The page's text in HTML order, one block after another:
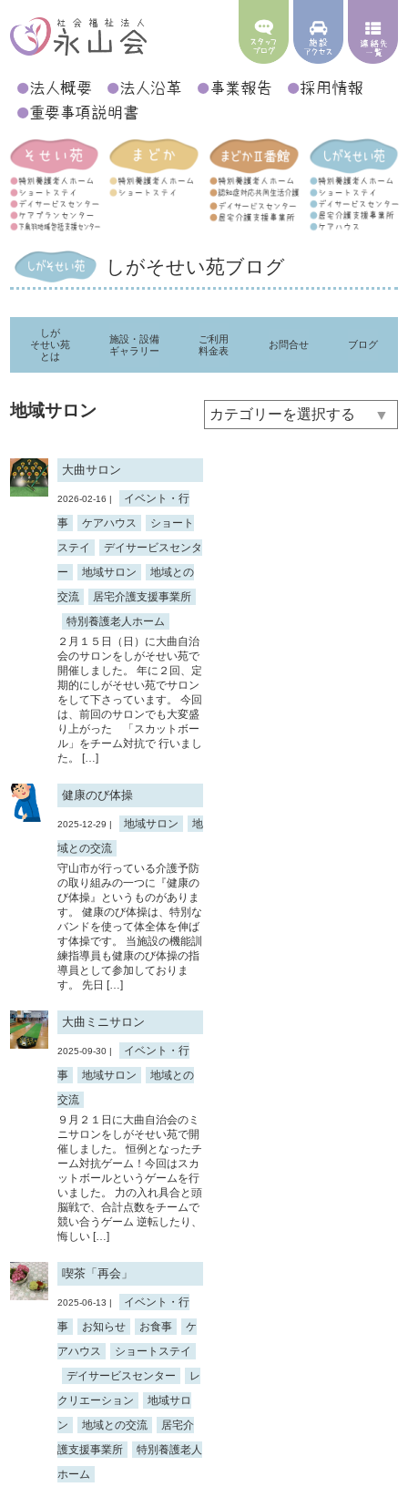
しがそせい苑ブログ
しが
そせい苑
とは
施設・設備
ギャラリー
ご利用
料金表
お問合せ ブログ
地域サロン
大曲サロン
2026-02-16 |
イベント・行
事
ケアハウス
ショート
ステイ
デイサービスセンタ
ー
地域サロン
地域との
交流
居宅介護支援事業所
特別養護老人ホーム
２月１５日（日）に大曲自治
会のサロンをしがそせい苑で
開催しました。 年に２回、定
期的にしがそせい苑でサロン
をして下さっています。 今回
は、前回のサロンでも大変盛
り上がった 「スカットボー
ル」をチーム対抗で 行いまし
た。 […]
健康のび体操
2025-12-29 | 地域サロン
地
域との交流
守山市が行っている介護予防
の取り組みの一つに『健康の
び体操』というものがありま
す。 健康のび体操は、特別な
バンドを使って体全体を伸ば
す体操です。 当施設の機能訓
練指導員も健康のび体操の指
導員として参加しておりま
す。 先日 […]
大曲ミニサロン
2025-09-30 |
イベント・行
事
地域サロン
地域との
交流
９月２１日に大曲自治会のミ
ニサロンをしがそせい苑で開
催しました。 恒例となったチ
ーム対抗ゲーム！今回はスカ
ットボールというゲームを行
いました。 力の入れ具合と頭
脳戦で、合計点数をチームで
競い合うゲーム 逆転したり、
悔しい […]
喫茶「再会」
2025-06-13 |
イベント・行
事
お知らせ お食事
ケ
アハウス
ショートステイ
デイサービスセンター
レ
クリエーション
地域サロ
ン
地域との交流
居宅介
護支援事業所
特別養護老人
ホーム
▼